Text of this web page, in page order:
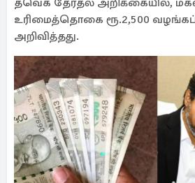
தவெக தேர்தல் அறிக்கையில்,
உரிமைத்தொகை ரூ.2,500
அறிவித்தது.